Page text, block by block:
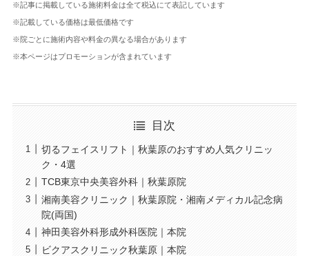
※記事に掲載している施術料金は全て税込にて表記しています
※記載している価格は最低価格です
※院ごとに施術内容や料金の異なる場合があります
※本ページはプロモーションが含まれています
目次
切るフェイスリフト｜秋葉原のおすすめ人気クリニッ
ク・4選
TCB東京中央美容外科｜秋葉原院
湘南美容クリニック｜秋葉原院・湘南メディカル記念病
院(両国)
神田美容外科形成外科医院｜本院
ビクアスクリニック秋葉原｜本院